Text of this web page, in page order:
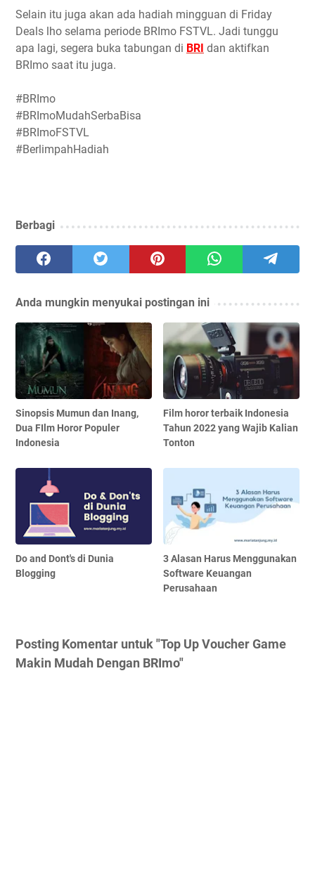
Selain itu juga akan ada hadiah mingguan di Friday
Deals lho selama periode BRImo FSTVL. Jadi tunggu
apa lagi, segera buka tabungan di BRI dan aktifkan
BRImo saat itu juga.
#BRImo
#BRImoMudahSerbaBisa
#BRImoFSTVL
#BerlimpahHadiah
Berbagi
Anda mungkin menyukai postingan ini
Sinopsis Mumun dan Inang,
Dua FIlm Horor Populer
Indonesia
Film horor terbaik Indonesia
Tahun 2022 yang Wajib Kalian
Tonton
Do and Dont's di Dunia
Blogging
3 Alasan Harus Menggunakan
Software Keuangan
Perusahaan
Posting Komentar untuk "Top Up Voucher Game
Makin Mudah Dengan BRImo"